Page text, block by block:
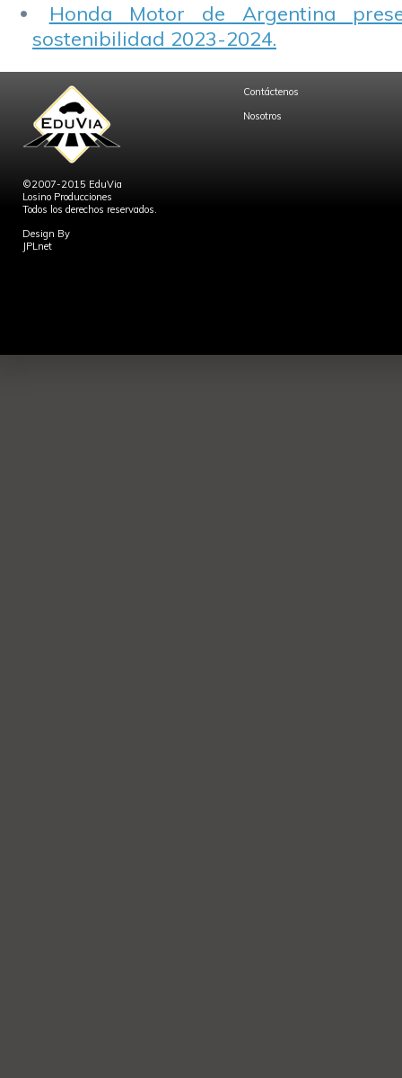
Honda Motor de Argentina
sostenibilidad 2023-2024.
©2007-2015 EduVia
Losino Producciones
Todos los derechos reservados.
Design By
JPLnet
Contáctenos
Nosotros